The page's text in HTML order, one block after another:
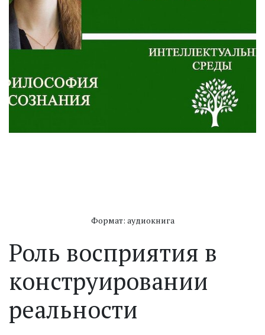
Формат: аудиокнига
Роль восприятия в
конструировании
реальности